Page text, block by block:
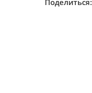
Поделиться: